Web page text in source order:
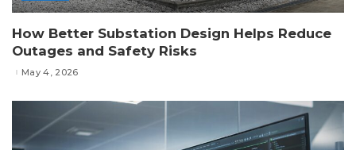
How Better Substation Design Helps Reduce
Outages and Safety Risks
May 4, 2026